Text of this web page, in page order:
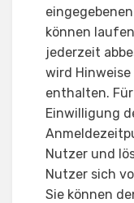
können
jederzeit
wird
enthalten.
Einwilligung
Nutzer und
Nutzer sich
Sie können